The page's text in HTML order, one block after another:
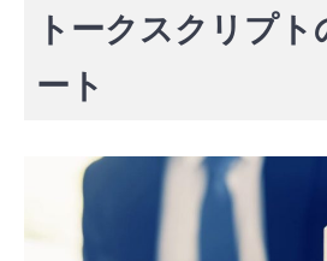
トークスクリプ
ート